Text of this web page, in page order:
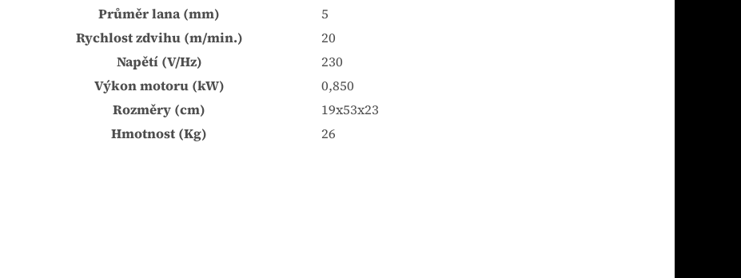
Průměr lana (mm)
5
Rychlost zdvihu (m/min.)
20
Napětí (V/Hz)
230
Výkon motoru (kW)
0,850
Rozměry (cm)
19x53x23
Hmotnost (Kg)
26